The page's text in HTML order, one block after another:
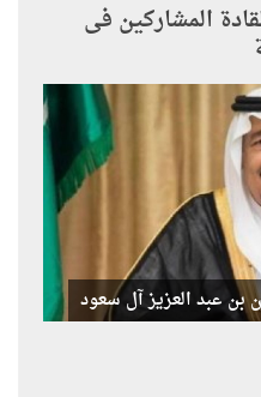
المشاركين فى
بن عبد العزيز آل سعود